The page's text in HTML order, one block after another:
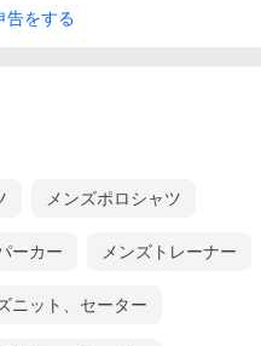
告をする
メンズポロシャツ
ーカー メンズトレーナー
ニット、セーター